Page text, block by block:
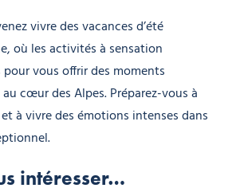
vivre des vacances d’été
où les activités à sensation
vous offrir des moments
cœur des Alpes. Préparez-vous à
à vivre des émotions intenses dans
intéresser…